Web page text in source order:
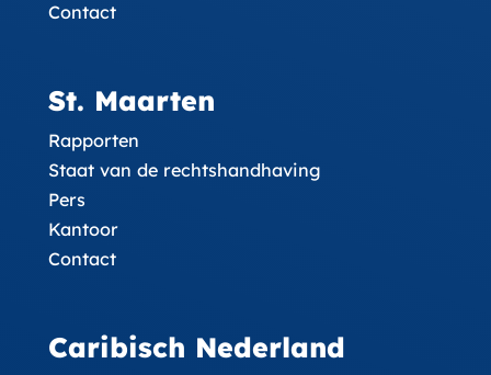
Contact
St. Maarten
Rapporten
Staat van de rechtshandhaving
Pers
Kantoor
Contact
Caribisch Nederland